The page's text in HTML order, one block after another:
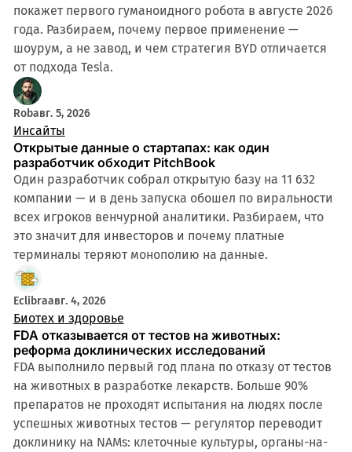
покажет первого гуманоидного робота в августе 2026
года. Разбираем, почему первое применение —
шоурум, а не завод, и чем стратегия BYD отличается
от подхода Tesla.
Robавг. 5, 2026
Инсайты
Открытые данные о стартапах: как один
разработчик обходит PitchBook
Один разработчик собрал открытую базу на 11 632
компании — и в день запуска обошел по виральности
всех игроков венчурной аналитики. Разбираем, что
это значит для инвесторов и почему платные
терминалы теряют монополию на данные.
Eclibraавг. 4, 2026
Биотех и здоровье
FDA отказывается от тестов на животных:
реформа доклинических исследований
FDA выполнило первый год плана по отказу от тестов
на животных в разработке лекарств. Больше 90%
препаратов не проходят испытания на людях после
успешных животных тестов — регулятор переводит
доклинику на NAMs: клеточные культуры, органы-на-